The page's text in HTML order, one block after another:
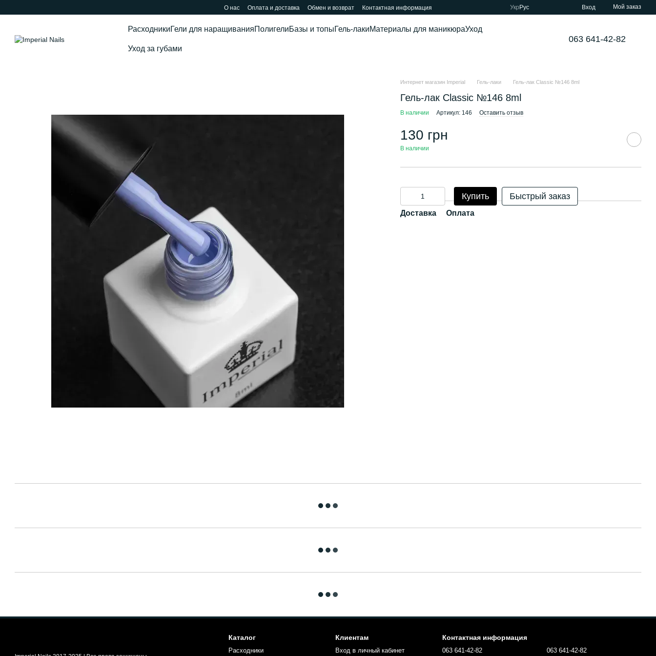
О нас Оплата и доставка Обмен и возврат Контактная информация Укр Рус Вход Мой заказ
РасходникиГели для наращиванияПолигелиБазы и топыГель-лакиМатериалы для маникюраУход
Уход за губами
063 641-42-82
Интернет магазин Imperial Гель-лаки Гель-лак Classic №146 8ml
Гель-лак Classic №146 8ml
В наличии Артикул: 146 Оставить отзыв
130 грн
В наличии
Купить Быстрый заказ
Доставка Оплата
Каталог
Расходники
Клиентам
Вход в личный кабинет
Контактная информация
063 641-42-82 063 641-42-82